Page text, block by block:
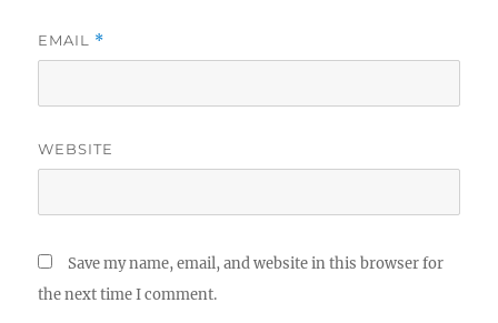
EMAIL *
WEBSITE
Save my name, email, and website in this browser for
the next time I comment.